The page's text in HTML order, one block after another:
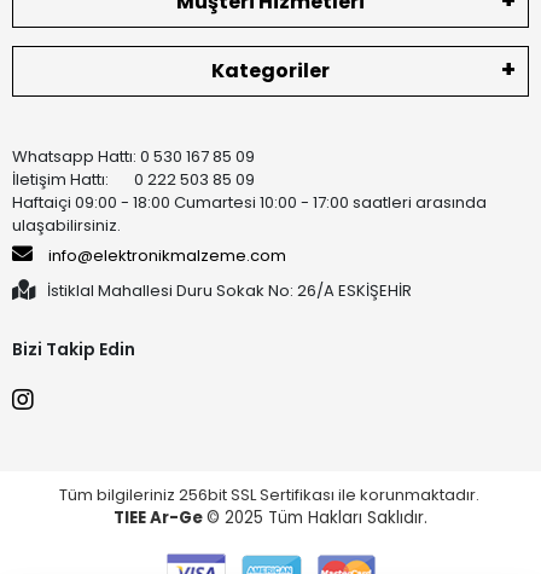
Kategoriler
Whatsapp Hattı: 0 530 167 85 09
İletişim Hattı: 0 222 503 85 09
Haftaiçi 09:00 - 18:00 Cumartesi 10:00 - 17:00 saatleri arasında
ulaşabilirsiniz.
info@elektronikmalzeme.com
İstiklal Mahallesi Duru Sokak No: 26/A ESKİŞEHİR
Bizi Takip Edin
Tüm bilgileriniz 256bit SSL Sertifikası ile korunmaktadır.
TIEE Ar-Ge© 2025 Tüm Hakları Saklıdır.